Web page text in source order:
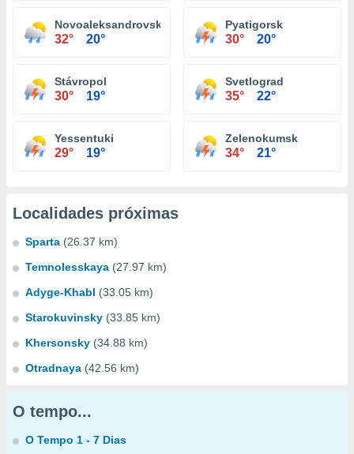
Novoaleksandrovsk
32° 20°
Pyatigorsk
30° 20°
Stávropol
30° 19°
Svetlograd
35° 22°
Yessentuki
29° 19°
Zelenokumsk
34° 21°
Localidades próximas
Sparta (26.37 km)
Temnolesskaya (27.97 km)
Adyge-Khabl (33.05 km)
Starokuvinsky (33.85 km)
Khersonsky (34.88 km)
Otradnaya (42.56 km)
O tempo...
O Tempo 1 - 7 Dias